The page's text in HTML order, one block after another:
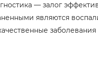
— залог
являются